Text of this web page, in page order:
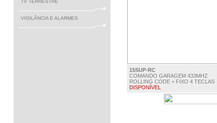
TV TERRESTRE
VIGILÂNCIA E ALARMES
15SUP-RC
COMANDO GARAGEM 433MHZ
ROLLING CODE + FIXO 4 TECLAS
DISPONÍVEL